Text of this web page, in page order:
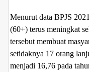
Menurut data BPJS
(60+) terus meningkat
tersebut membuat
setidaknya 17 orang
menjadi 16,76 pada